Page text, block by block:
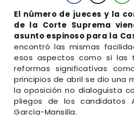
El número de jueces y la
de la Corte Suprema
asunto espinoso para la
encontró las mismas
esos aspectos como sí las
reformas significativas
principios de abril se dio una
la oposición no dialoguista
pliegos de los candidatos
García-Mansilla.